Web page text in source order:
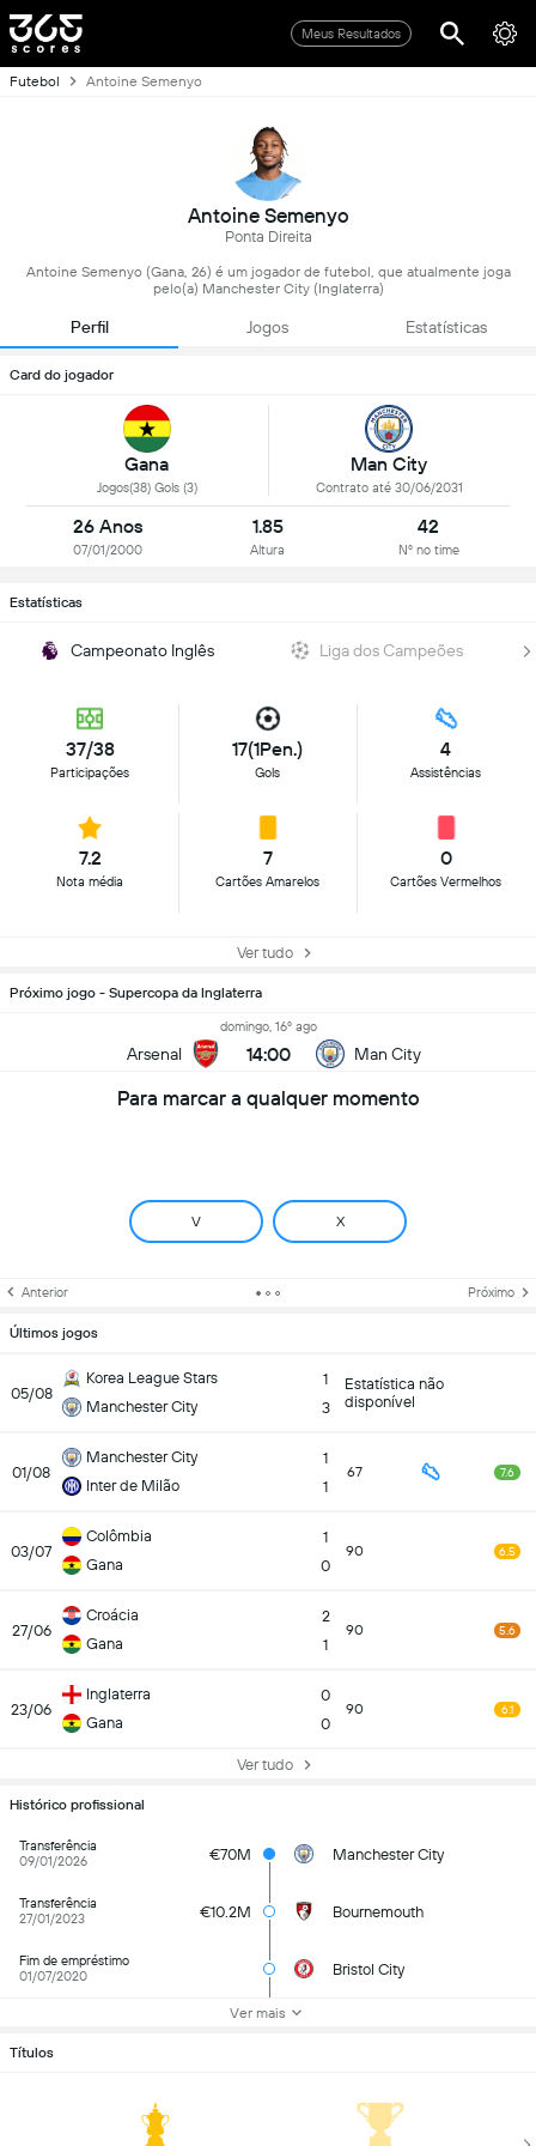
Meus Resultados
Futebol Antoine Semenyo
Antoine Semenyo
Ponta Direita
Antoine Semenyo (Gana, 26) é um jogador de futebol, que atualmente joga
pelo(a) Manchester City (Inglaterra)
Perfil Jogos Estatísticas
Card do jogador
Gana
Jogos(38) Gols (3)
Man City
Contrato até 30/06/2031
26 Anos
07/01/2000
1.85
Altura
42
Nº no time
Estatísticas
Campeonato Inglês Liga dos Campeões
37/38
Participações
17(1Pen.)
Gols
4
Assistências
7.2
Nota média
7
Cartões Amarelos
0
Cartões Vermelhos
Ver tudo
Próximo jogo - Supercopa da Inglaterra
Arsenal
domingo, 16º ago
14:00 Man City
Para marcar a qualquer momento
V X
Anterior Próximo
Últimos jogos
05/08
Korea League Stars
Manchester City
1
3
Estatística não
disponível
01/08
Manchester City
Inter de Milão
1
1
67 7.6
03/07
Colômbia
Gana
1
0
90 6.5
27/06
Croácia
Gana
2
1
90 5.6
23/06
Inglaterra
Gana
0
0
90 6.1
Ver tudo
Histórico profissional
Transferência
09/01/2026
€70M Manchester City
Transferência
27/01/2023
€10.2M Bournemouth
Fim de empréstimo
01/07/2020
Bristol City
Ver mais
Títulos